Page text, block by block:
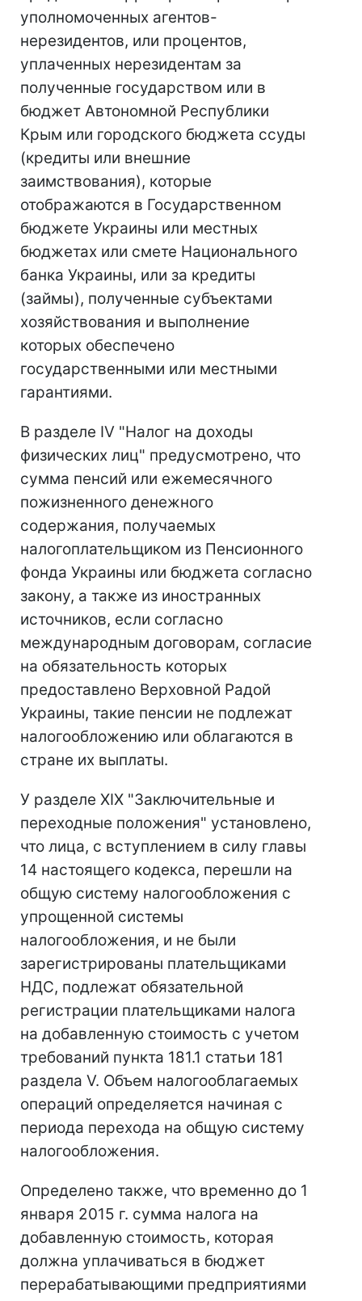
уполномоченных агентов-
нерезидентов, или процентов,
уплаченных нерезидентам за
полученные государством или в
бюджет Автономной Республики
Крым или городского бюджета ссуды
(кредиты или внешние
заимствования), которые
отображаются в Государственном
бюджете Украины или местных
бюджетах или смете Национального
банка Украины, или за кредиты
(займы), полученные субъектами
хозяйствования и выполнение
которых обеспечено
государственными или местными
гарантиями.
В разделе IV "Налог на доходы
физических лиц" предусмотрено, что
сумма пенсий или ежемесячного
пожизненного денежного
содержания, получаемых
налогоплательщиком из Пенсионного
фонда Украины или бюджета согласно
закону, а также из иностранных
источников, если согласно
международным договорам, согласие
на обязательность которых
предоставлено Верховной Радой
Украины, такие пенсии не подлежат
налогообложению или облагаются в
стране их выплаты.
У разделе XIX "Заключительные и
переходные положения" установлено,
что лица, с вступлением в силу главы
14 настоящего кодекса, перешли на
общую систему налогообложения с
упрощенной системы
налогообложения, и не были
зарегистрированы плательщиками
НДС, подлежат обязательной
регистрации плательщиками налога
на добавленную стоимость с учетом
требований пункта 181.1 статьи 181
раздела V. Объем налогооблагаемых
операций определяется начиная с
периода перехода на общую систему
налогообложения.
Определено также, что временно до 1
января 2015 г. сумма налога на
добавленную стоимость, которая
должна уплачиваться в бюджет
перерабатывающими предприятиями